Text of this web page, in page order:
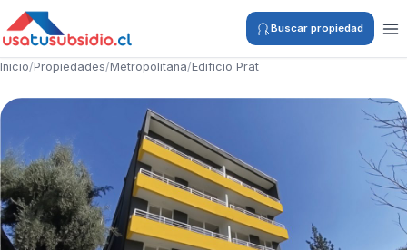
Buscar propiedad
Inicio/Propiedades/Metropolitana/Edificio Prat